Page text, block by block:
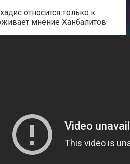
относится только к
мнение Ханбалитов.